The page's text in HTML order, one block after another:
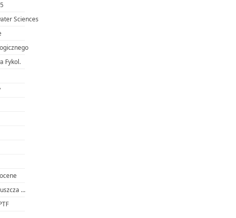
Sciences
Fykol.
...